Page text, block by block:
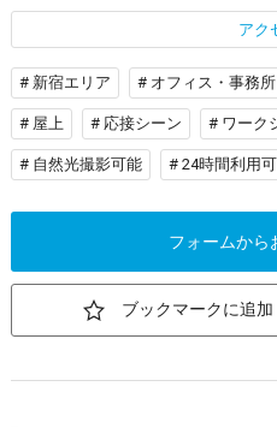
アク
# 新宿エリア # オフィス・事務所
# 屋上 # 応接シーン # ワーク
# 自然光撮影可能 # 24時間利用
フォームから
ブックマークに追加